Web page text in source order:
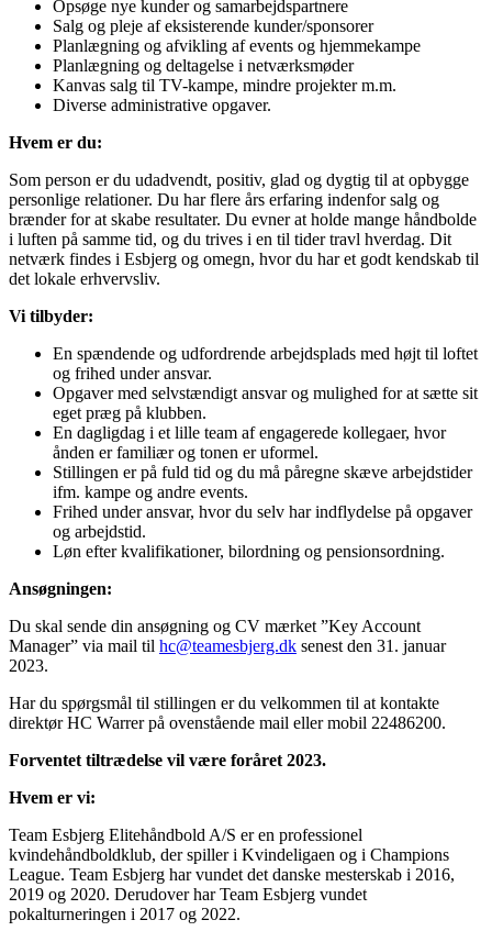
Opsøge nye kunder og samarbejdspartnere
Salg og pleje af eksisterende kunder/sponsorer
Planlægning og afvikling af events og hjemmekampe
Planlægning og deltagelse i netværksmøder
Kanvas salg til TV-kampe, mindre projekter m.m.
Diverse administrative opgaver.
Hvem er du:
Som person er du udadvendt, positiv, glad og dygtig til at opbygge
personlige relationer. Du har flere års erfaring indenfor salg og
brænder for at skabe resultater. Du evner at holde mange håndbolde
i luften på samme tid, og du trives i en til tider travl hverdag. Dit
netværk findes i Esbjerg og omegn, hvor du har et godt kendskab til
det lokale erhvervsliv.
Vi tilbyder:
En spændende og udfordrende arbejdsplads med højt til loftet
og frihed under ansvar.
Opgaver med selvstændigt ansvar og mulighed for at sætte sit
eget præg på klubben.
En dagligdag i et lille team af engagerede kollegaer, hvor
ånden er familiær og tonen er uformel.
Stillingen er på fuld tid og du må påregne skæve arbejdstider
ifm. kampe og andre events.
Frihed under ansvar, hvor du selv har indflydelse på opgaver
og arbejdstid.
Løn efter kvalifikationer, bilordning og pensionsordning.
Ansøgningen:
Du skal sende din ansøgning og CV mærket ”Key Account
Manager” via mail til hc@teamesbjerg.dk senest den 31. januar
2023.
Har du spørgsmål til stillingen er du velkommen til at kontakte
direktør HC Warrer på ovenstående mail eller mobil 22486200.
Forventet tiltrædelse vil være foråret 2023.
Hvem er vi:
Team Esbjerg Elitehåndbold A/S er en professionel
kvindehåndboldklub, der spiller i Kvindeligaen og i Champions
League. Team Esbjerg har vundet det danske mesterskab i 2016,
2019 og 2020. Derudover har Team Esbjerg vundet
pokalturneringen i 2017 og 2022.